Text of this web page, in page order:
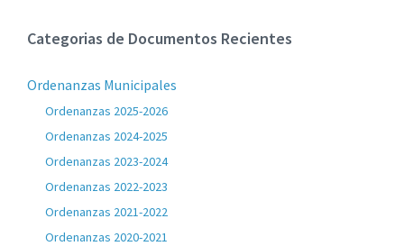
Categorias de Documentos Recientes
Ordenanzas Municipales
Ordenanzas 2025-2026
Ordenanzas 2024-2025
Ordenanzas 2023-2024
Ordenanzas 2022-2023
Ordenanzas 2021-2022
Ordenanzas 2020-2021